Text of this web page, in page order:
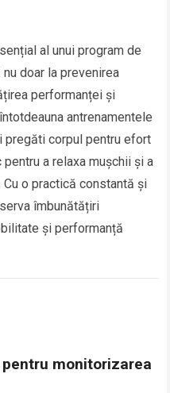
al unui program de
doar la prevenirea
performanței și
antrenamentele
pregăti corpul pentru efort
a relaxa mușchii și a
o practică constantă și
îmbunătățiri
și performanță
monitorizarea